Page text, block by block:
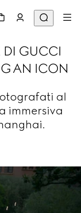
GUCCI
AN ICON
al
immersiva